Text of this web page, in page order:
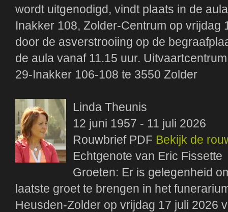
wordt uitgenodigd, vindt plaats in de
Inakker 108, Zolder-Centrum op vrijdag
door de asverstrooiing op de
de aula vanaf 11.15 uur.
29-Inakker 106-108 te 3550 Zolder
Linda Theunis
12 juni 1957 - 11 juli 2026
Rouwbrief PDF Bekijk de
Echtgenote van Eric Fissette
Groeten: Er is gelegenheid
laatste groet te brengen in het
Heusden-Zolder op vrijdag 17 juli 2026